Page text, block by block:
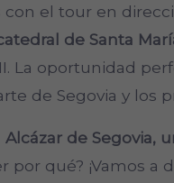
el tour en
de Santa
La oportunidad
de Segovia y los
Alcázar de Segovia,
por qué? ¡Vamos